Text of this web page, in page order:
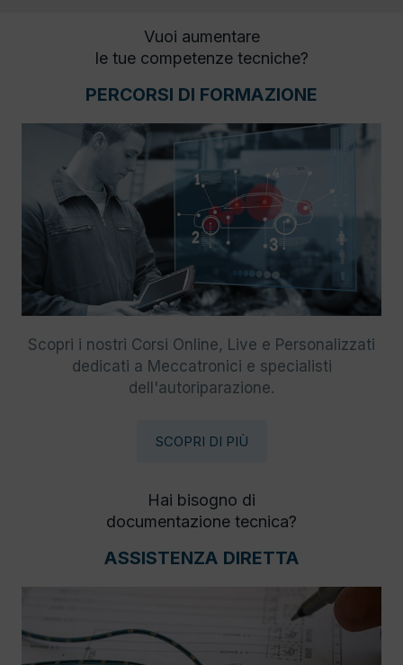
Vuoi aumentare
le tue competenze tecniche?
PERCORSI DI FORMAZIONE
Scopri i nostri Corsi Online, Live e Personalizzati
dedicati a Meccatronici e specialisti
dell'autoriparazione.
SCOPRI DI PIÙ
Hai bisogno di
documentazione tecnica?
ASSISTENZA DIRETTA